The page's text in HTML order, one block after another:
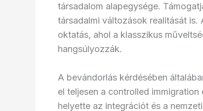
társadalom alapegysége.
társadalmi változások realitását
oktatás, ahol a klasszikus
hangsúlyozzák.
A bevándorlás kérdésében
el teljesen a controlled
helyette az integrációt és a